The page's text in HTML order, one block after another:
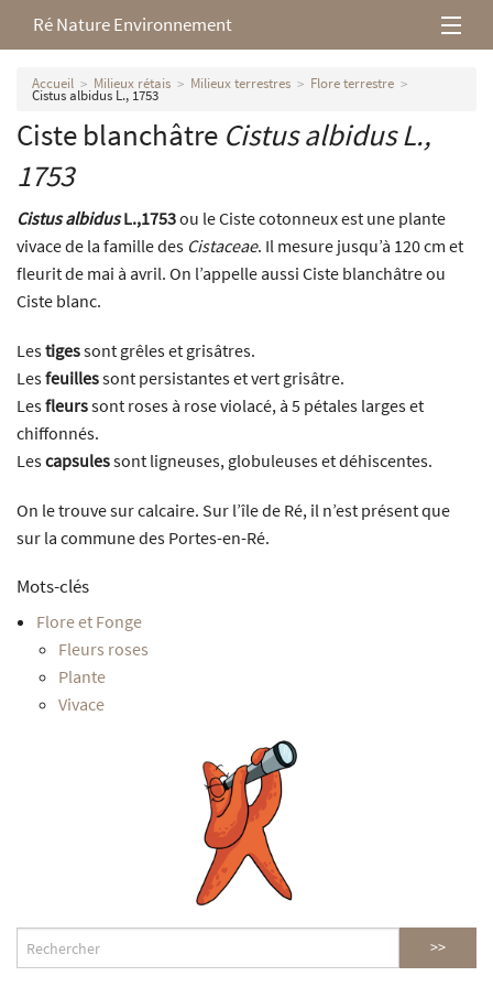
Ré Nature Environnement
L’association
Milieux rétais
Nos parutions
Accueil Milieux rétais Milieux terrestres Flore terrestre
Cistus albidus L., 1753
Ciste blanchâtre Cistus albidusL.,
1753
Cistus albidusL.,1753ou le Ciste cotonneux est une plante
vivace de la famille des Cistaceae. Il mesure jusqu’à 120 cm et
fleurit de mai à avril. On l’appelle aussi Ciste blanchâtre ou
Ciste blanc.
Lestigessont grêles et grisâtres.
Lesfeuillessont persistantes et vert grisâtre.
Lesfleurssont roses à rose violacé, à 5 pétales larges et
chiffonnés.
Lescapsulessont ligneuses, globuleuses et déhiscentes.
On le trouve sur calcaire. Sur l’île de Ré, il n’est présent que
sur la commune des Portes-en-Ré.
Mots-clés
Flore et Fonge
Fleurs roses
Plante
Vivace